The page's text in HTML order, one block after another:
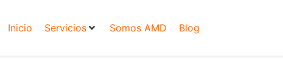
Inicio Servicios Somos AMD Blog